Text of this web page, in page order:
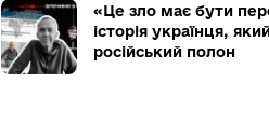
«Це зло має бути
історія українця,
російський полон